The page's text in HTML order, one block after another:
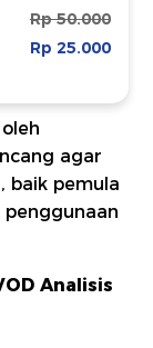
Rp 50.000
Rp 25.000
agar
baik pemula
Analisis